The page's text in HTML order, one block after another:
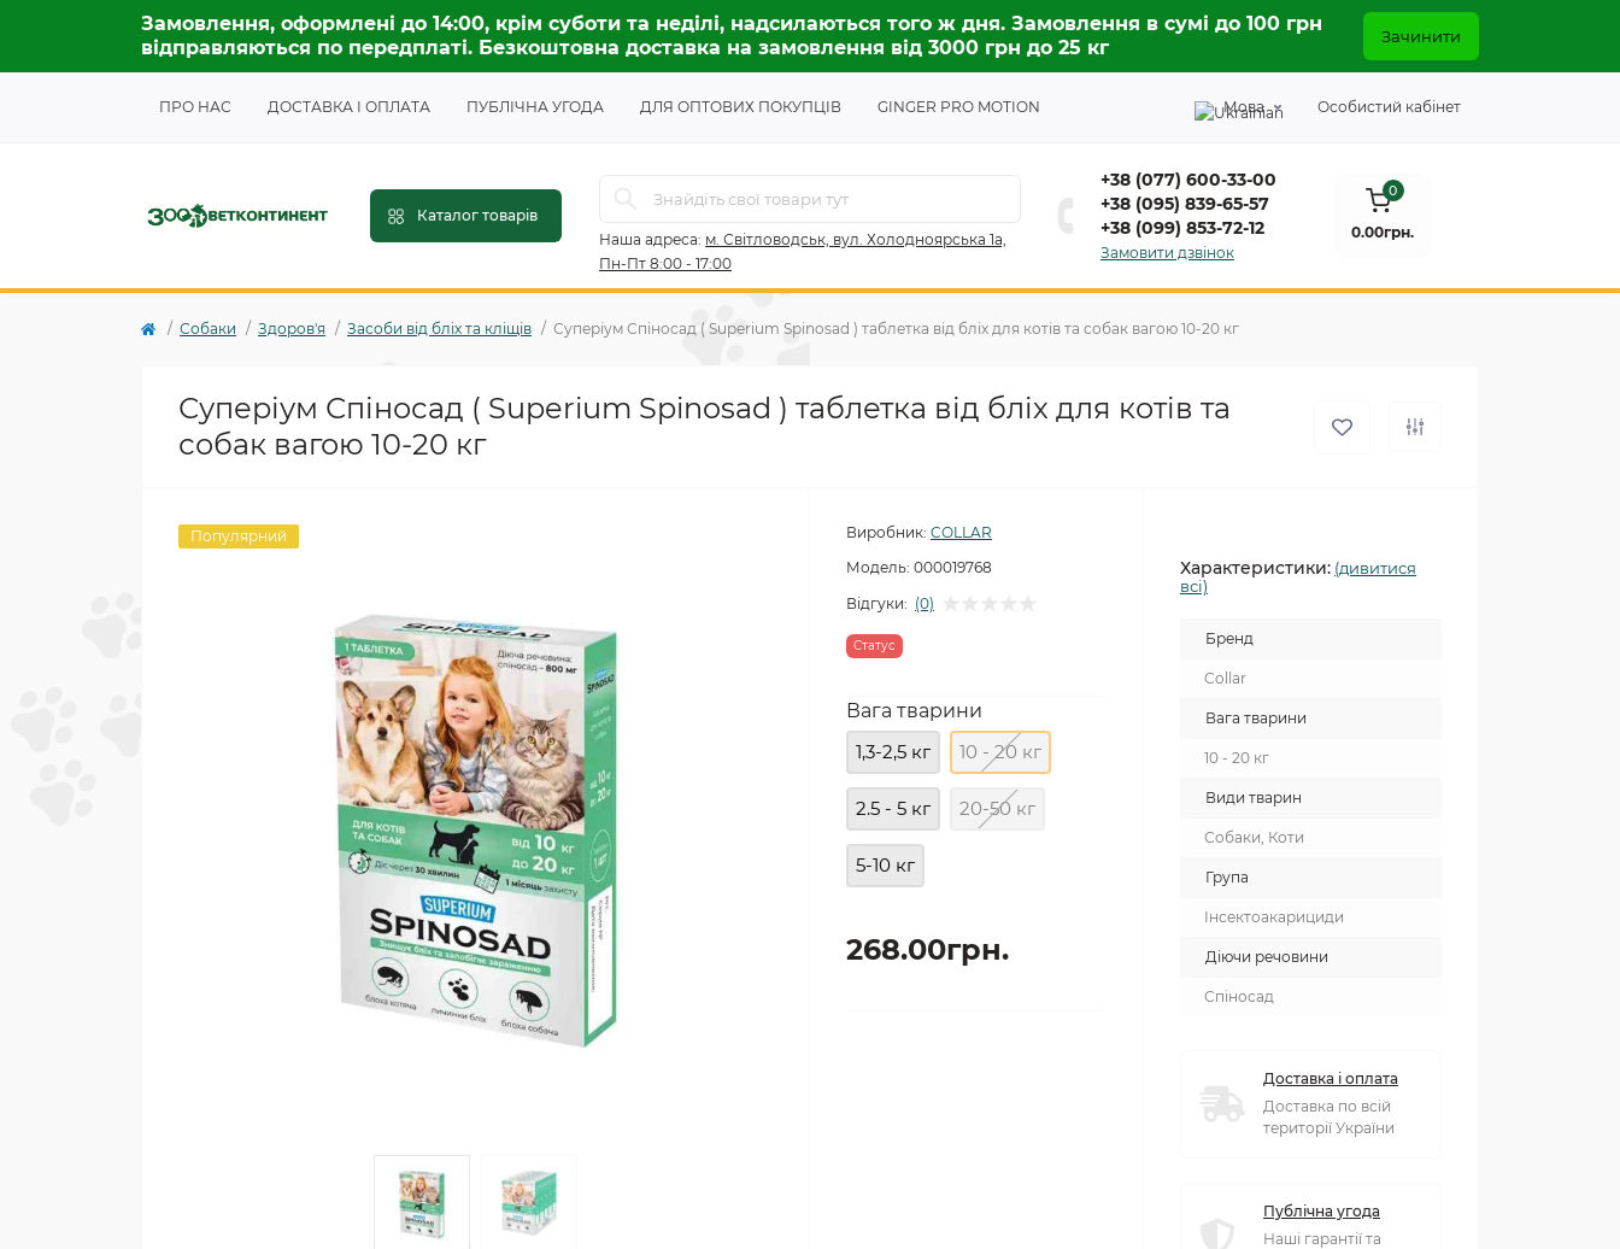
Замовлення, оформлені до 14:00, крім суботи та неділі, надсилаються того ж дня. Замовлення в сумі до 100 грн
відправляються по передплаті. Безкоштовна доставка на замовлення від 3000 грн до 25 кг
Зачинити
ПРО НАС ДОСТАВКА І ОПЛАТА ПУБЛІЧНА УГОДА ДЛЯ ОПТОВИХ ПОКУПЦІВ GINGER PRO MOTION Мова Особистий кабінет
Каталог товарів
Наша адреса: м. Світловодськ, вул. Холодноярська 1а,
Пн-Пт 8:00 - 17:00
+38 (077) 600-33-00
+38 (095) 839-65-57
+38 (099) 853-72-12
Замовити дзвінок
0
0.00грн.
Собаки Здоров'я Засоби від бліх та кліщів Суперіум Спіносад ( Superium Spinosad ) таблетка від бліх для котів та собак вагою 10-20 кг
Суперіум Спіносад ( Superium Spinosad ) таблетка від бліх для котів та
собак вагою 10-20 кг
Популярний Виробник: COLLAR
Модель: 000019768
Відгуки: (0)
Статус
Вага тварини
1,3-2,5 кг
10 - 20 кг
2.5 - 5 кг 20-50 кг
5-10 кг
268.00грн.
Характеристики: (дивитися
всі)
Бренд
Collar
Вага тварини
10 - 20 кг
Види тварин
Собаки, Коти
Група
Інсектоакарициди
Діючи речовини
Спіносад
Доставка і оплата
Доставка по всій
території України
Публічна угода
Наші гарантії та